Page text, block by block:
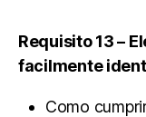
Requisito 13 –
facilmente
Como